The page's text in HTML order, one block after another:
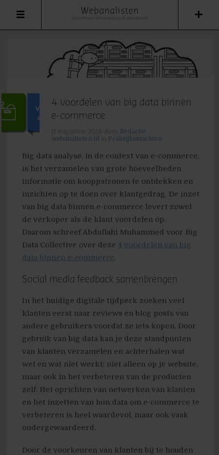
Webanalisten
4 voordelen van big data binnen
e-commerce
Redactie
webanalisten.nl
Praktijkinzichten
Big data analyse, in de context van e-commerce,
is het verzamelen van grote hoeveelheden
informatie om kooppatronen te ontdekken en
inzichten op te doen over klantgedrag. De inzet
van big data binnen e-commerce levert zowel
de verkoper als de klant voordelen op.
Daarom schreefAbdullahi Muhammed voor Big
Data Collective over deze 4 voordelen van big
data binnen e-commerce.
Social media feedback samenbrengen
In het huidige digitale tijdperk zoeken veel
klanten eerst naar reviews en blog posts van
andere gebruikers voordat ze iets kopen. Door
gebruik van big data kan je deze standpunten
van klanten verzamelen en achterhalen wat
wel en wat niet werkt; niet alleen op je website,
maar ook in het verbeteren van de producten
zelf. Het oprichten van netwerken van klanten
en het inzetten van hun data om e-commerce te
verbeteren is heel waardevol, maar ook vaak
ondergewaardeerd.
Door de voorkeuren van klanten bij te houden